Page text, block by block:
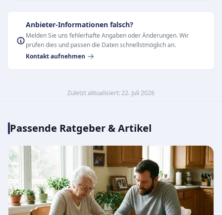
Anbieter-Informationen falsch?
Melden Sie uns fehlerhafte Angaben oder Änderungen. Wir
prüfen dies und passen die Daten schnellstmöglich an.
Kontakt aufnehmen
Zuletzt aktualisiert: 22. Juli 2026
Passende Ratgeber & Artikel